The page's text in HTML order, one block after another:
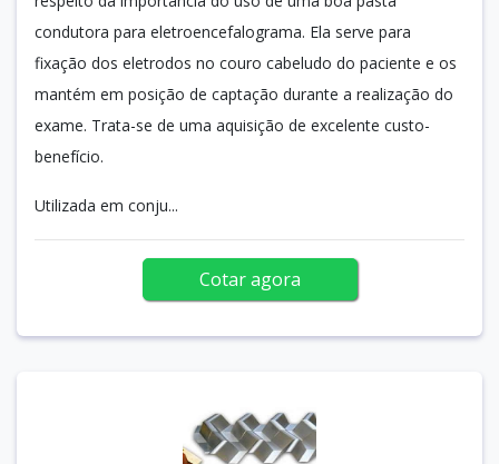
condutora para eletroencefalograma. Ela serve para
fixação dos eletrodos no couro cabeludo do paciente e os
mantém em posição de captação durante a realização do
exame. Trata-se de uma aquisição de excelente custo-
benefício.
Utilizada em conju...
Cotar agora